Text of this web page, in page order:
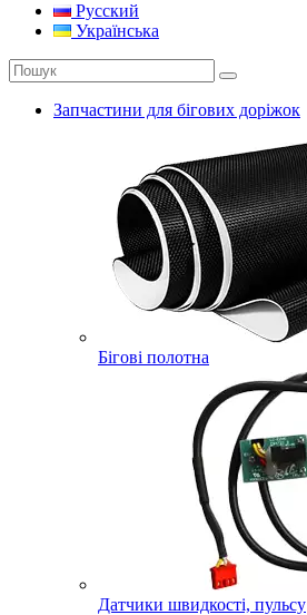
Русский
Українська
Запчастини для бігових доріжок
Бігові полотна
Датчики швидкості, пульсу